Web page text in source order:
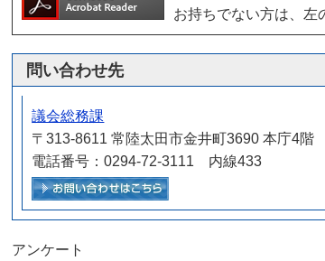
お持ちでない方は、左
問い合わせ先
議会総務課
〒313-8611 常陸太田市金井町3690 本庁4階
電話番号：0294-72-3111 内線433
アンケート